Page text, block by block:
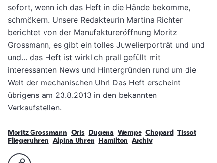
sofort, wenn ich das Heft in die Hände bekomme,
schmökern. Unsere Redakteurin Martina Richter
berichtet von der Manufaktureröffnung Moritz
Grossmann, es gibt ein tolles Juwelierporträt und und
und... das Heft ist wirklich prall gefüllt mit
interessanten News und Hintergründen rund um die
Welt der mechanischen Uhr! Das Heft erscheint
übrigens am 23.8.2013 in den bekannten
Verkaufstellen.
Moritz Grossmann Oris Dugena Wempe Chopard Tissot
Fliegeruhren Alpina Uhren Hamilton Archiv